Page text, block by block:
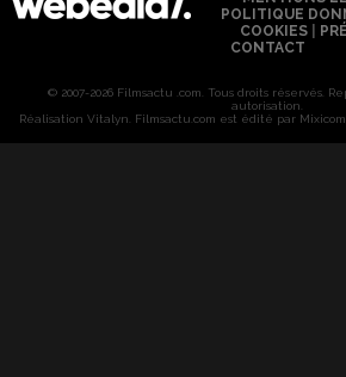
POLITIQUE
COOKIES
CONTACT
© 2007-2026 Filmsactu .com. Tous droits réservés.
autorisation.
Réalisation Vitalyn . Filmsactu .com est édité par